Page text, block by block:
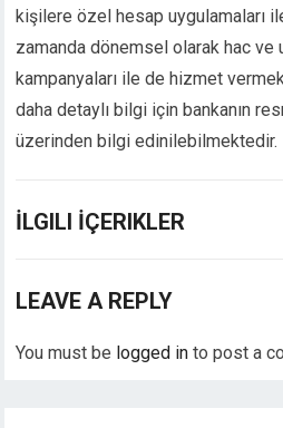
güncel giriş
giriş
kişilere özel hesap uygulamaları
zamanda dönemsel olarak hac ve
kampanyaları ile de hizmet
daha detaylı bilgi için bankanın
üzerinden bilgi edinilebilmektedir.
İLGILI İÇERIKLER
LEAVE A REPLY
You must be logged in to post a